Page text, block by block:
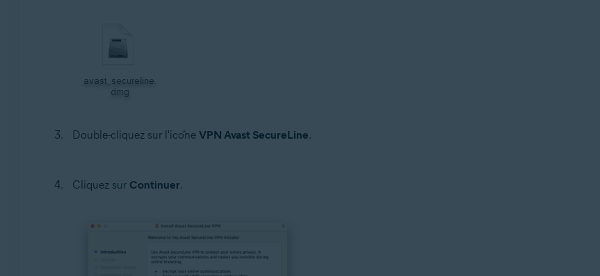
Double-cliquez sur l'icône VPN Avast SecureLine.
Cliquez sur Continuer.